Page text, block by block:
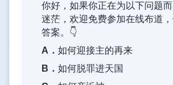
我们渡过难关，减轻我们身心的痛
样，当我在经历中常常祷告神，能
在试炼中经历神安排的环境时，的
领、神的作为与神的保守，真是感
神的国度降临了
神的国度已经降临在人间！你想进入神
你好，如果你正在为以下问题而
迷茫，欢迎免费参加在线布道
答案。👇
A． 如何迎接主的再来
B． 如何脱罪进天国